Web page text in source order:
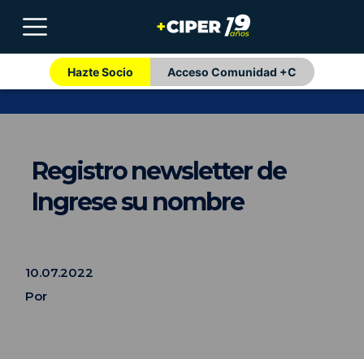
Hazte Socio Acceso Comunidad +C
Registro newsletter de
Ingrese su nombre
10.07.2022
Por